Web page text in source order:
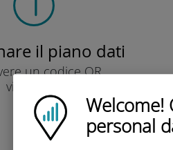
Ubigi logo
Welcome!
personal
il piano dati
un codice QR
via e-mail.
Veloce!